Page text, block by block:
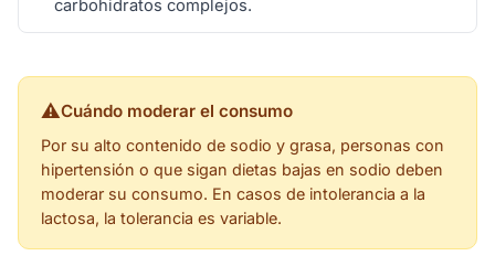
carbohidratos complejos.
⚠Cuándo moderar el consumo
Por su alto contenido de sodio y grasa, personas con
hipertensión o que sigan dietas bajas en sodio deben
moderar su consumo. En casos de intolerancia a la
lactosa, la tolerancia es variable.